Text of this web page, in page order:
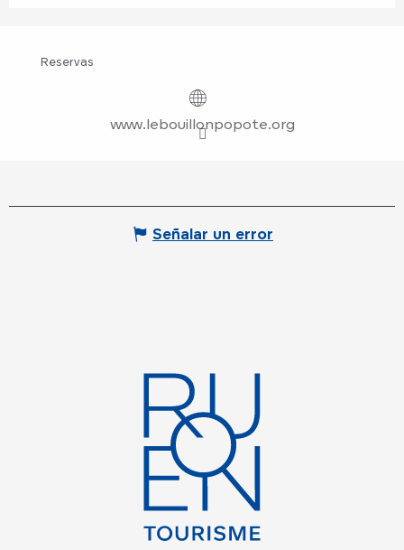
Reservas
www.lebouillonpopote.org
Señalar un error